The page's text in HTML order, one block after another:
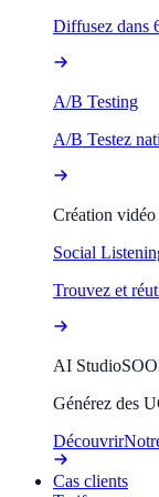
Diffusez dans
A/B Testing
A/B Testez
Création
Social
Trouvez et
AI Studio
Générez des
Découvrir
Cas clients